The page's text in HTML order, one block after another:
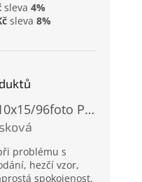
sleva 4%
sleva 8%
FOTOALBUM 10x15/96foto PP-4696 MIX
je 5 z 5 hvězdiček.
problému s
hezčí vzor,
spokojenost,